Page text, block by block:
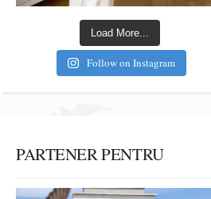
Load More...
Follow on Instagram
PARTENER PENTRU